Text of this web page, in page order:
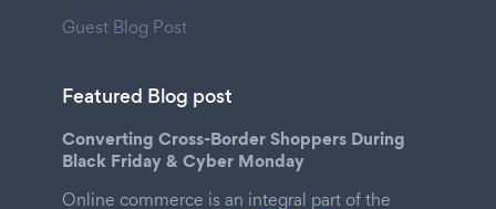
Guest Blog Post
Featured Blog post
Converting Cross-Border Shoppers During
Black Friday & Cyber Monday
Online commerce is an integral part of the